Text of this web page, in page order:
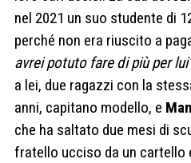
nel 2021 un suo studente di
perché non era riuscito a
avrei potuto fare di più per
a lei, due ragazzi con la
anni, capitano modello, e
che ha saltato due mesi di
fratello ucciso da un cartello